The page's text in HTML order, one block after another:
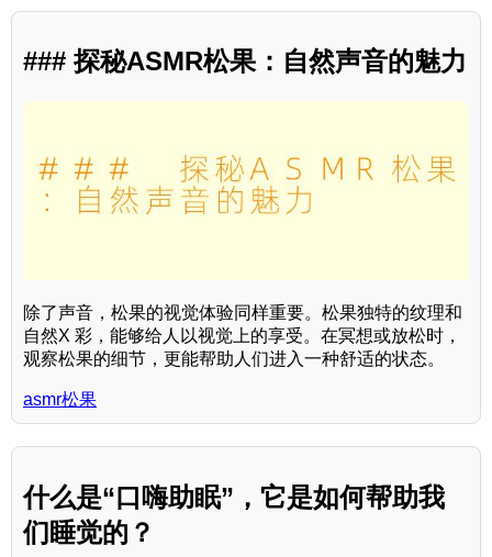
### 探秘ASMR松果：自然声音的魅力
除了声音，松果的视觉体验同样重要。松果独特的纹理和
自然X 彩，能够给人以视觉上的享受。在冥想或放松时，
观察松果的细节，更能帮助人们进入一种舒适的状态。
asmr松果
什么是“口嗨助眠”，它是如何帮助我
们睡觉的？